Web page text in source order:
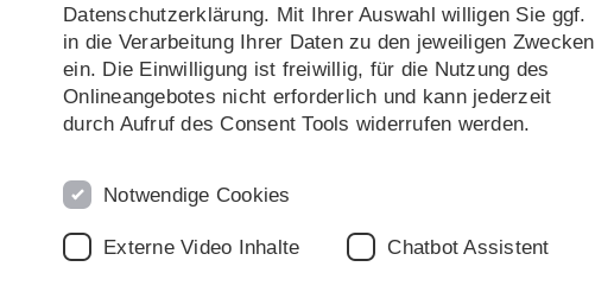
Datenschutzerklärung. Mit Ihrer Auswahl willigen Sie ggf.
in die Verarbeitung Ihrer Daten zu den jeweiligen Zwecken
ein. Die Einwilligung ist freiwillig, für die Nutzung des
Onlineangebotes nicht erforderlich und kann jederzeit
durch Aufruf des Consent Tools widerrufen werden.
Notwendige Cookies
Externe Video Inhalte Chatbot Assistent